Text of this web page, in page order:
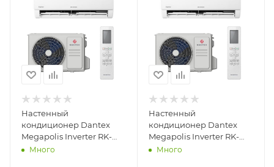
Настенный
кондиционер Dantex
Megapolis Inverter RK-
12MDMIG /RK-12MDMIEG
Много
Настенный
кондиционер Dantex
Megapolis Inverter RK-
09MDMIG /RK-09MDMIEG
Много